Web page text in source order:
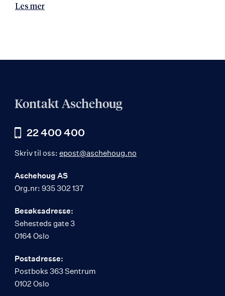
Les mer
Kontakt Aschehoug
22 400 400
Skriv til oss: epost@aschehoug.no
Aschehoug AS
Org.nr: 935 302 137
Besøksadresse:
Sehesteds gate 3
0164 Oslo
Postadresse:
Postboks 363 Sentrum
0102 Oslo